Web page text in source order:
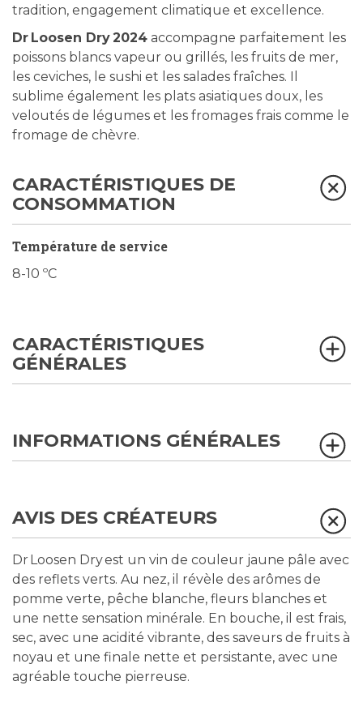
tradition, engagement climatique et excellence.
Dr Loosen Dry 2024 accompagne parfaitement les
poissons blancs vapeur ou grillés, les fruits de mer,
les ceviches, le sushi et les salades fraîches. Il
sublime également les plats asiatiques doux, les
veloutés de légumes et les fromages frais comme le
fromage de chèvre.
CARACTÉRISTIQUES DE
CONSOMMATION
Température de service
8-10 ºC
CARACTÉRISTIQUES
GÉNÉRALES
INFORMATIONS GÉNÉRALES
AVIS DES CRÉATEURS
Dr Loosen Dry est un vin de couleur jaune pâle avec
des reflets verts. Au nez, il révèle des arômes de
pomme verte, pêche blanche, fleurs blanches et
une nette sensation minérale. En bouche, il est frais,
sec, avec une acidité vibrante, des saveurs de fruits à
noyau et une finale nette et persistante, avec une
agréable touche pierreuse.